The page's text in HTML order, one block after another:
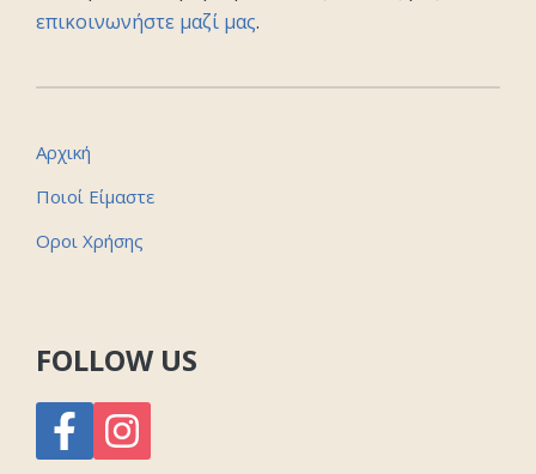
επικοινωνήστε μαζί μας.
Αρχική
Ποιοί Είμαστε
Οροι Χρήσης
FOLLOW US